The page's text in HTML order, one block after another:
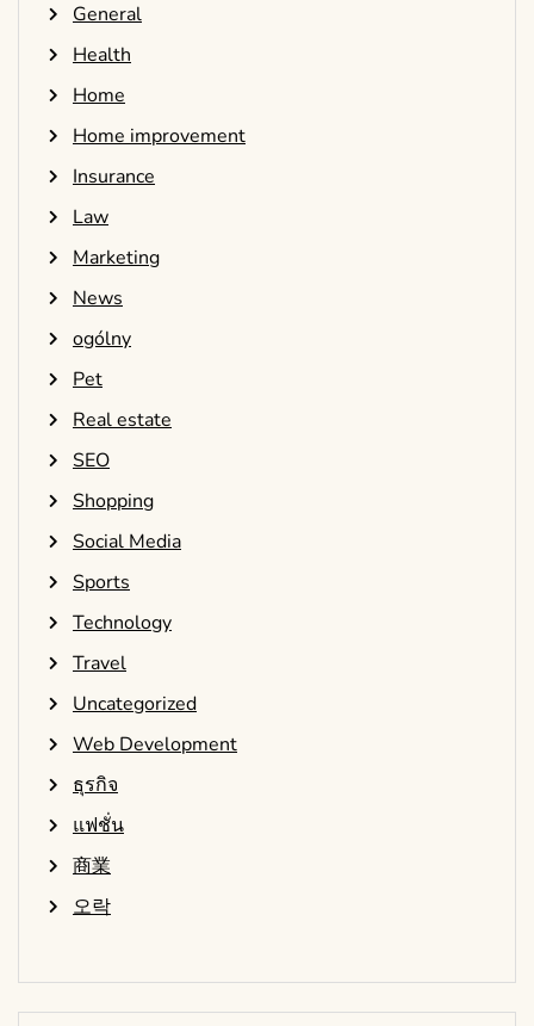
General
Health
Home
Home improvement
Insurance
Law
Marketing
News
ogólny
Pet
Real estate
SEO
Shopping
Social Media
Sports
Technology
Travel
Uncategorized
Web Development
ธุรกิจ
แฟชั่น
商業
오락